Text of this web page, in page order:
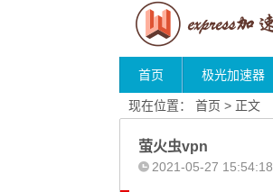
首页 极光加速器
现在位置： 首页 > 正文
萤火虫vpn
2021-05-27 15:54:18